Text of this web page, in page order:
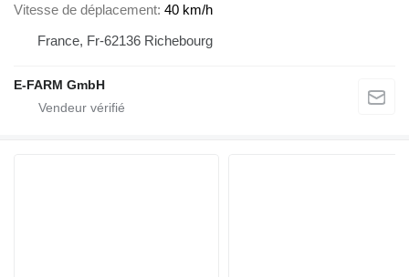
Vitesse de déplacement 40 km/h
France, Fr-62136 Richebourg
E-FARM GmbH